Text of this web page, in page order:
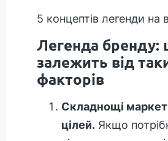
5 концептів легенди на
Легенда бренду:
залежить від
факторів
Складнощі
цілей. Якщо